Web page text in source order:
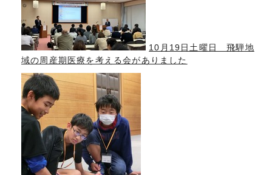
10月19日土曜日 飛騨地
域の周産期医療を考える会がありました